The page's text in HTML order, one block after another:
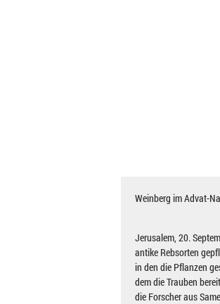
Weinberg im Advat-
Jerusalem, 20.
antike Rebsorten
in den die Pflanzen
dem die Trauben
die Forscher aus